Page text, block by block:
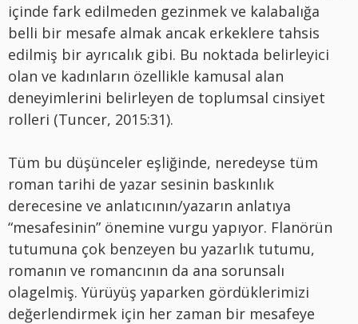
içinde fark edilmeden gezinmek ve kalabalığa
belli bir mesafe almak ancak erkeklere tahsis
edilmiş bir ayrıcalık gibi. Bu noktada belirleyici
olan ve kadınların özellikle kamusal alan
deneyimlerini belirleyen de toplumsal cinsiyet
rolleri (Tuncer, 2015:31).
Tüm bu düşünceler eşliğinde, neredeyse tüm
roman tarihi de yazar sesinin baskınlık
derecesine ve anlatıcının/yazarın anlatıya
“mesafesinin” önemine vurgu yapıyor. Flanörün
tutumuna çok benzeyen bu yazarlık tutumu,
romanın ve romancının da ana sorunsalı
olagelmiş. Yürüyüş yaparken gördüklerimizi
değerlendirmek için her zaman bir mesafeye